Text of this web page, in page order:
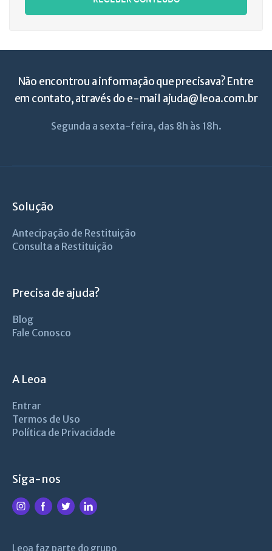
Não encontrou a informação que precisava? Entre
em contato, através do e-mail ajuda@leoa.com.br
Segunda a sexta-feira, das 8h às 18h.
Solução
Antecipação de Restituição
Consulta a Restituição
Precisa de ajuda?
Blog
Fale Conosco
A Leoa
Entrar
Termos de Uso
Política de Privacidade
Siga-nos
Leoa faz parte do grupo